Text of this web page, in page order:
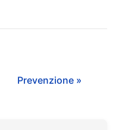
Prevenzione »